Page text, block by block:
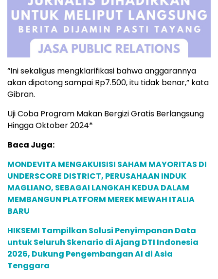
“Ini sekaligus mengklarifikasi bahwa anggarannya
akan dipotong sampai Rp7.500, itu tidak benar,” kata
Gibran.
Uji Coba Program Makan Bergizi Gratis Berlangsung
Hingga Oktober 2024*
Baca Juga:
MONDEVITA MENGAKUISISI SAHAM MAYORITAS DI
UNDERSCORE DISTRICT, PERUSAHAAN INDUK
MAGLIANO, SEBAGAI LANGKAH KEDUA DALAM
MEMBANGUN PLATFORM MEREK MEWAH ITALIA
BARU
HIKSEMI Tampilkan Solusi Penyimpanan Data
untuk Seluruh Skenario di Ajang DTI Indonesia
2026, Dukung Pengembangan AI di Asia
Tenggara